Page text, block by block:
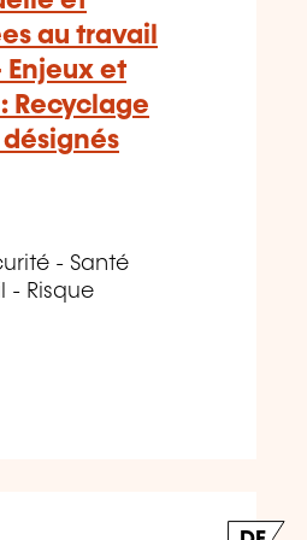
au travail
Enjeux et
Recyclage
- Santé
- Risque